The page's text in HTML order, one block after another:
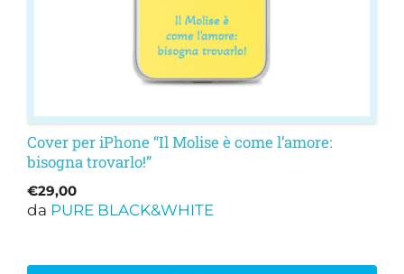
Cover per iPhone “Il Molise è come l’amore:
bisogna trovarlo!”
€29,00
da PURE BLACK&WHITE